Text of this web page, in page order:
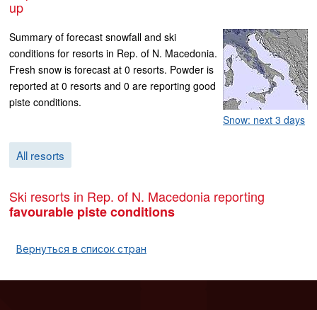
up
Snow: next 3 days
Summary of forecast snowfall and ski
conditions for resorts in Rep. of N. Macedonia.
Fresh snow is forecast at 0 resorts. Powder is
reported at 0 resorts and 0 are reporting good
piste conditions.
All resorts
Ski resorts in Rep. of N. Macedonia reporting
favourable piste conditions
Вернуться в список стран